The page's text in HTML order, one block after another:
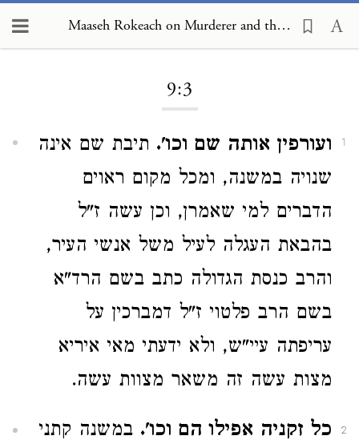
Maaseh Rokeach on Murderer and the Preservation of Life 9:3
9:3
1 ועורפין אותה שם וכו'. תיבת שם אינה
שנויה במשנה, ומכל מקום ראוים
הדברים למי שאמרן, וכן עשה ז"ל
בהבאת העגלה לעיל משל אנשי העיר,
והרב כנסת הגדולה כתב בשם הרד"א
בשם הרב פלטוי ז"ל דמברכין על
עריפתה עיי"ש, ולא ידעתי מאי איריא
מצות עשה זה משאר מצוות עשה.
2 כל זקניה אפילו הם וכו'. במשנה קתני